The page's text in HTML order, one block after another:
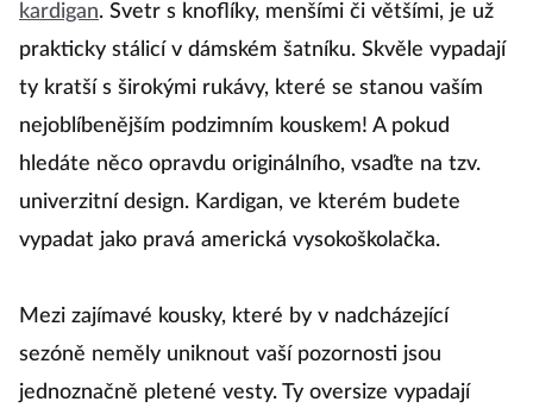
kardigan. Svetr s knoflíky, menšími či většími, je už
prakticky stálicí v dámském šatníku. Skvěle vypadají
ty kratší s širokými rukávy, které se stanou vaším
nejoblíbenějším podzimním kouskem! A pokud
hledáte něco opravdu originálního, vsaďte na tzv.
univerzitní design. Kardigan, ve kterém budete
vypadat jako pravá americká vysokoškolačka.
Mezi zajímavé kousky, které by v nadcházející
sezóně neměly uniknout vaší pozornosti jsou
jednoznačně pletené vesty. Ty oversize vypadají